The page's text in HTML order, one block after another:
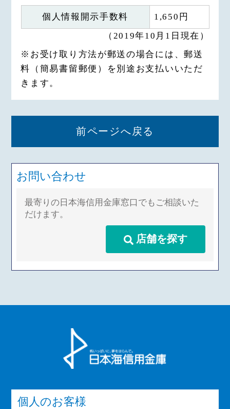
個人情報開示手数料
1,650円
（2019年10月1日現在）
※お受け取り方法が郵送の場合には、郵送
料（簡易書留郵便）を別途お支払いいただ
きます。
前ページへ戻る
お問い合わせ
最寄りの日本海信用金庫窓口でもご相談いた
だけます。
店舗を探す
個人のお客様